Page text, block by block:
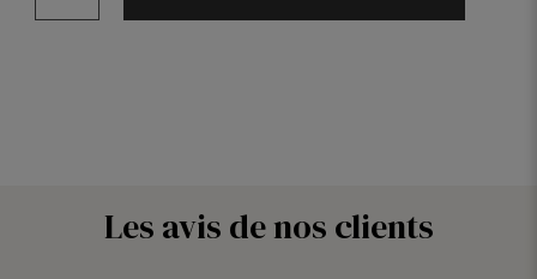
Les avis de nos clients